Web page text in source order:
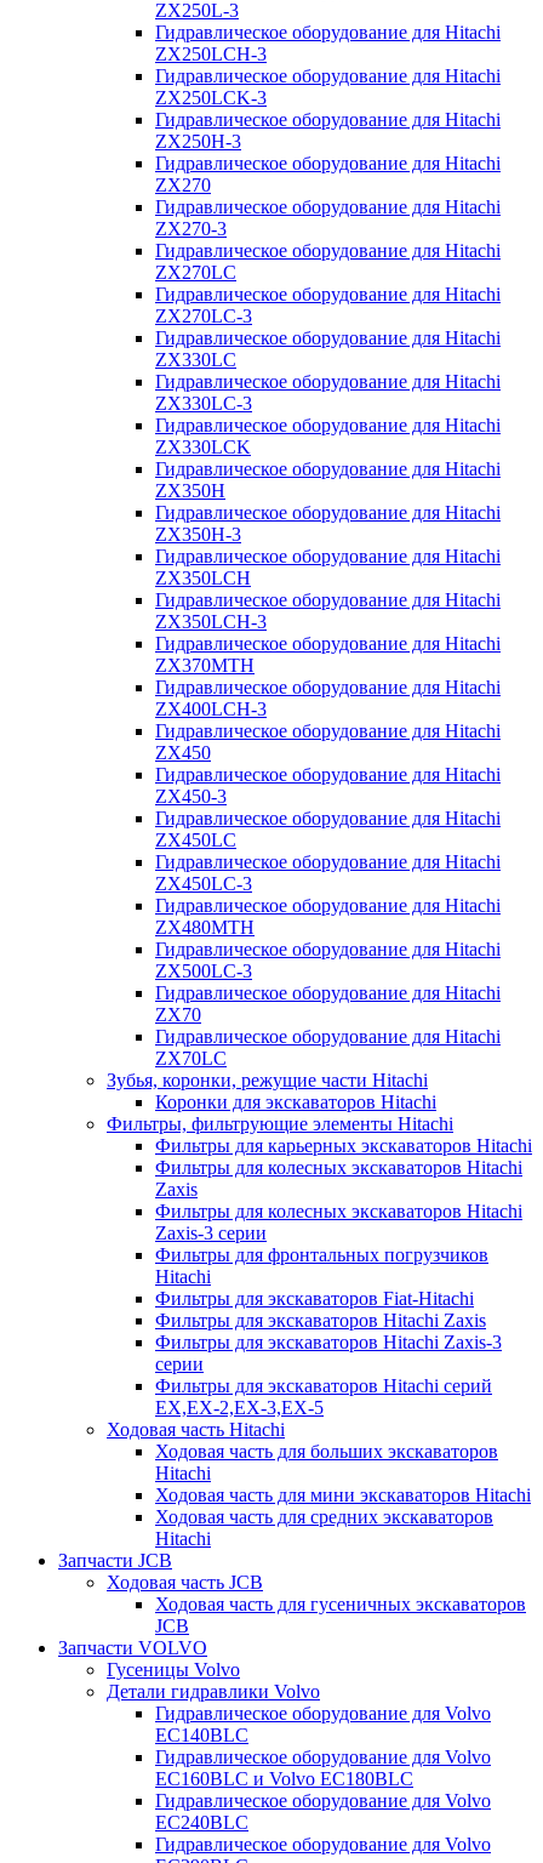
ZX250L-3
Гидравлическое оборудование для Hitachi
ZX250LCH-3
Гидравлическое оборудование для Hitachi
ZX250LCK-3
Гидравлическое оборудование для Hitachi
ZX250Н-3
Гидравлическое оборудование для Hitachi
ZX270
Гидравлическое оборудование для Hitachi
ZX270-3
Гидравлическое оборудование для Hitachi
ZX270LC
Гидравлическое оборудование для Hitachi
ZX270LC-3
Гидравлическое оборудование для Hitachi
ZX330LC
Гидравлическое оборудование для Hitachi
ZX330LC-3
Гидравлическое оборудование для Hitachi
ZX330LCK
Гидравлическое оборудование для Hitachi
ZX350H
Гидравлическое оборудование для Hitachi
ZX350H-3
Гидравлическое оборудование для Hitachi
ZX350LCH
Гидравлическое оборудование для Hitachi
ZX350LCH-3
Гидравлическое оборудование для Hitachi
ZX370MTH
Гидравлическое оборудование для Hitachi
ZX400LCH-3
Гидравлическое оборудование для Hitachi
ZX450
Гидравлическое оборудование для Hitachi
ZX450-3
Гидравлическое оборудование для Hitachi
ZX450LC
Гидравлическое оборудование для Hitachi
ZX450LC-3
Гидравлическое оборудование для Hitachi
ZX480MTH
Гидравлическое оборудование для Hitachi
ZX500LC-3
Гидравлическое оборудование для Hitachi
ZX70
Гидравлическое оборудование для Hitachi
ZX70LC
Зубья, коронки, режущие части Hitachi
Коронки для экскаваторов Hitachi
Фильтры, фильтрующие элементы Hitachi
Фильтры для карьерных экскаваторов Hitachi
Фильтры для колесных экскаваторов Hitachi
Zaxis
Фильтры для колесных экскаваторов Hitachi
Zaxis-3 серии
Фильтры для фронтальных погрузчиков
Hitachi
Фильтры для экскаваторов Fiat-Hitachi
Фильтры для экскаваторов Hitachi Zaxis
Фильтры для экскаваторов Hitachi Zaxis-3
серии
Фильтры для экскаваторов Hitachi серий
EX,EX-2,EX-3,EX-5
Ходовая часть Hitachi
Ходовая часть для больших экскаваторов
Hitachi
Ходовая часть для мини экскаваторов Hitachi
Ходовая часть для средних экскаваторов
Hitachi
Запчасти JCB
Ходовая часть JCB
Ходовая часть для гусеничных экскаваторов
JCB
Запчасти VOLVO
Гусеницы Volvo
Детали гидравлики Volvo
Гидравлическое оборудование для Volvo
EC140BLC
Гидравлическое оборудование для Volvo
EC160BLC и Volvo EC180BLC
Гидравлическое оборудование для Volvo
EC240BLC
Гидравлическое оборудование для Volvo